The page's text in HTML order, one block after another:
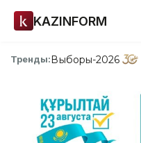
KAZINFORM
Тренды:Выборы-2026